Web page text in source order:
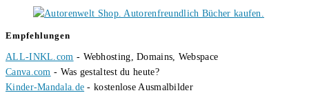
Empfehlungen
ALL-INKL.com - Webhosting, Domains, Webspace
Canva.com - Was gestaltest du heute?
Kinder-Mandala.de - kostenlose Ausmalbilder